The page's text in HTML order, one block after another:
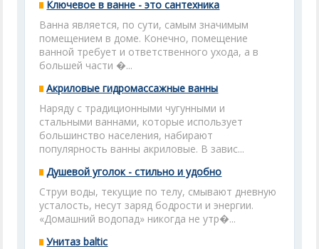
Ключевое в ванне - это сантехника
Ванна является, по сути, самым значимым
помещением в доме. Конечно, помещение
ванной требует и ответственного ухода, а в
большей части �...
Акриловые гидромассажные ванны
Наряду с традиционными чугунными и
стальными ваннами, которые использует
большинство населения, набирают
популярность ванны акриловые. В завис...
Душевой уголок - стильно и удобно
Струи воды, текущие по телу, смывают дневную
усталость, несут заряд бодрости и энергии.
«Домашний водопад» никогда не утр�...
Унитаз baltic